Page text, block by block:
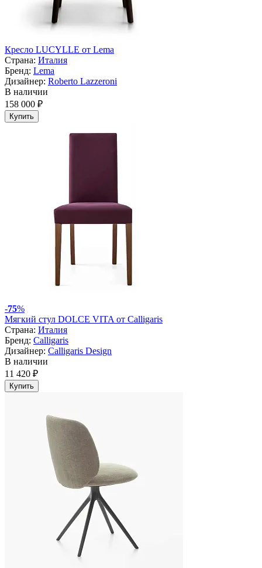
Кресло LUCYLLE от Lema
Страна: Италия
Бренд: Lema
Дизайнер: Roberto Lazzeroni
В наличии
158 000 ₽
Купить
-75%
Мягкий стул DOLCE VITA от Calligaris
Страна: Италия
Бренд: Calligaris
Дизайнер: Calligaris Design
В наличии
11 420 ₽
Купить